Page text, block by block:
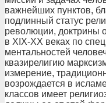
важнейших пунктов,
подлинный статус
революции, доктрины
в XIX-XX веках по
ментальностей
квазирелигию
измерение,
возрождается в
классов имеет